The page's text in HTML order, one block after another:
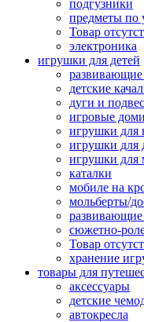
подгузники
предметы по
Товар
электроника
игрушки для детей
детские
дуги и
игровые
игрушки для
игрушки для
игрушки для
каталки
мобиле на
мольберты/
сюжетно-
Товар
хранение
товары для
аксессуары
детские
автокресла